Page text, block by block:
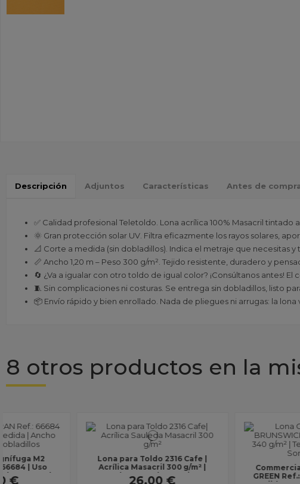
Descripción Adjuntos Características Antes de
✅ Calidad profesional Teletoldo. Lona acrílica 100% Masacril
🌞 Gran protección solar UV. Filtra eficazmente los rayos solares,
📐 Corte a medida (sin dobladillos). Indica el metraje que necesitas
📏 Ancho 1,20 m – Peso 300 g/m². Tejido resistente, duradero y
🔄 ¿Va a igualar con otro toldo de igual color? ¡Consúltanos antes!
🧵 Sin complicaciones ni costuras. Se entrega sin dobladillos, listo
📦 Envío rápido y bien enrollado. Nada de pliegues ni arrugas: la
8 otros productos en la
Commercial 95 BRUNSWICK
GREEN Ref.: 7908 | 340 g/m² |
Lona para Toldo 2815
Copenhague | Acrílica
300 g/m² | Ancho 1,20 m |
26,00 €